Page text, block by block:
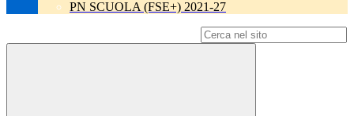
PN SCUOLA (FSE+) 2021-27